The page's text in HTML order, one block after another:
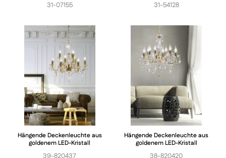
31-07155 31-54128
Hängende Deckenleuchte aus
goldenem LED-Kristall
39-820437
Hängende Deckenleuchte aus
goldenem LED-Kristall
38-820420